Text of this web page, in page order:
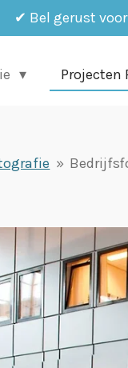
✔ Bel gerust
Projecten
»